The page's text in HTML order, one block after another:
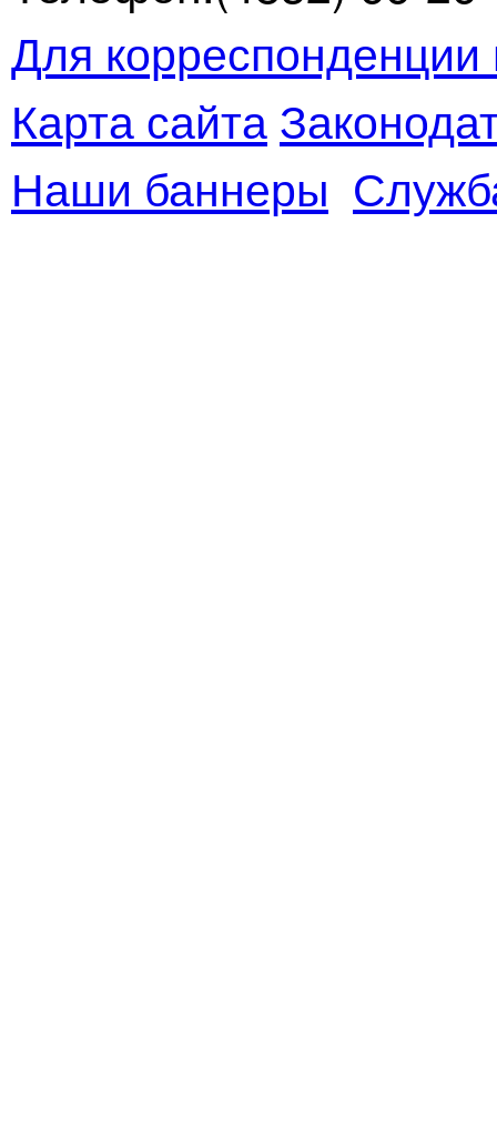
Для
Карта сайта
Наши баннеры